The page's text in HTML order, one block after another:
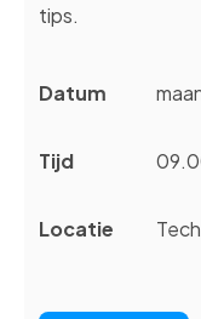
tips.
Datum
Tijd
Locatie